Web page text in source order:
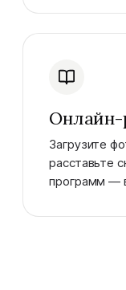
Онлайн-
Загрузите
расставьте
программ —